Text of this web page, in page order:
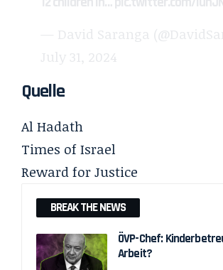
— David Saranga
July 31, 2024
Quelle
Al Hadath
Times of Israel
Reward for Justice
BREAK THE NEWS
ÖVP-Chef:
Arbeit?